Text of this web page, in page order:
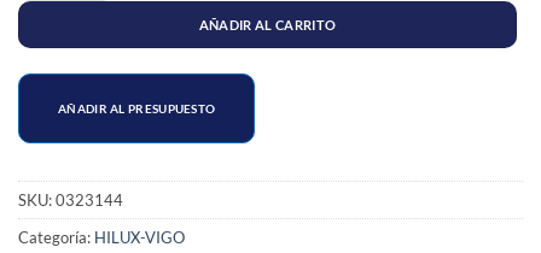
AÑADIR AL CARRITO
AÑADIR AL PRESUPUESTO
SKU:0323144
Categoría: HILUX-VIGO